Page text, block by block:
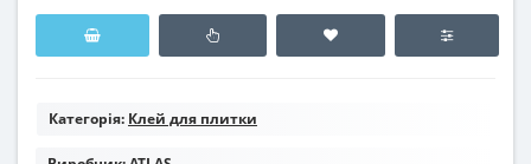
Категорія: Клей для плитки